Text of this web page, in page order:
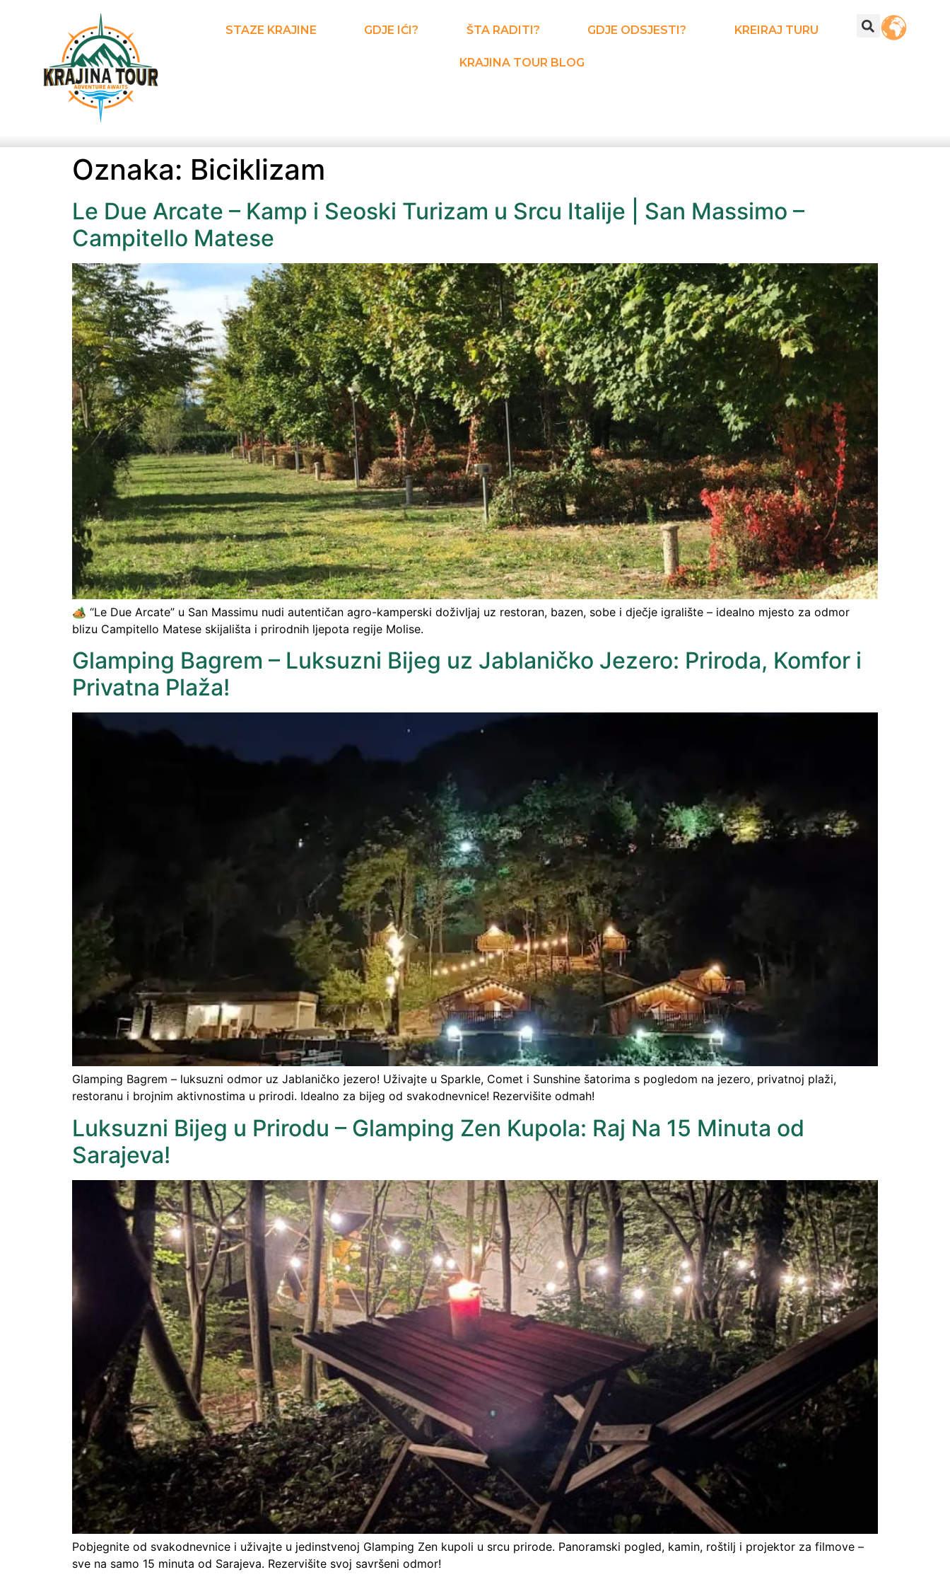
STAZE KRAJINE GDJE IĆI? ŠTA RADITI? GDJE ODSJESTI? KREIRAJ TURU
KRAJINA TOUR BLOG
Oznaka: Biciklizam
Le Due Arcate – Kamp i Seoski Turizam u Srcu Italije | San Massimo –
Campitello Matese
🏕️ “Le Due Arcate” u San Massimu nudi autentičan agro-kamperski doživljaj uz restoran, bazen, sobe i dječje igralište – idealno mjesto za odmor
blizu Campitello Matese skijališta i prirodnih ljepota regije Molise.
Glamping Bagrem – Luksuzni Bijeg uz Jablaničko Jezero: Priroda, Komfor i
Privatna Plaža!
Glamping Bagrem – luksuzni odmor uz Jablaničko jezero! Uživajte u Sparkle, Comet i Sunshine šatorima s pogledom na jezero, privatnoj plaži,
restoranu i brojnim aktivnostima u prirodi. Idealno za bijeg od svakodnevnice! Rezervišite odmah!
Luksuzni Bijeg u Prirodu – Glamping Zen Kupola: Raj Na 15 Minuta od
Sarajeva!
Pobjegnite od svakodnevnice i uživajte u jedinstvenoj Glamping Zen kupoli u srcu prirode. Panoramski pogled, kamin, roštilj i projektor za filmove –
sve na samo 15 minuta od Sarajeva. Rezervišite svoj savršeni odmor!